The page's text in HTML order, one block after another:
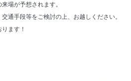
場が予想されます。
通手段等をご検討の上、お越しください。
ます！